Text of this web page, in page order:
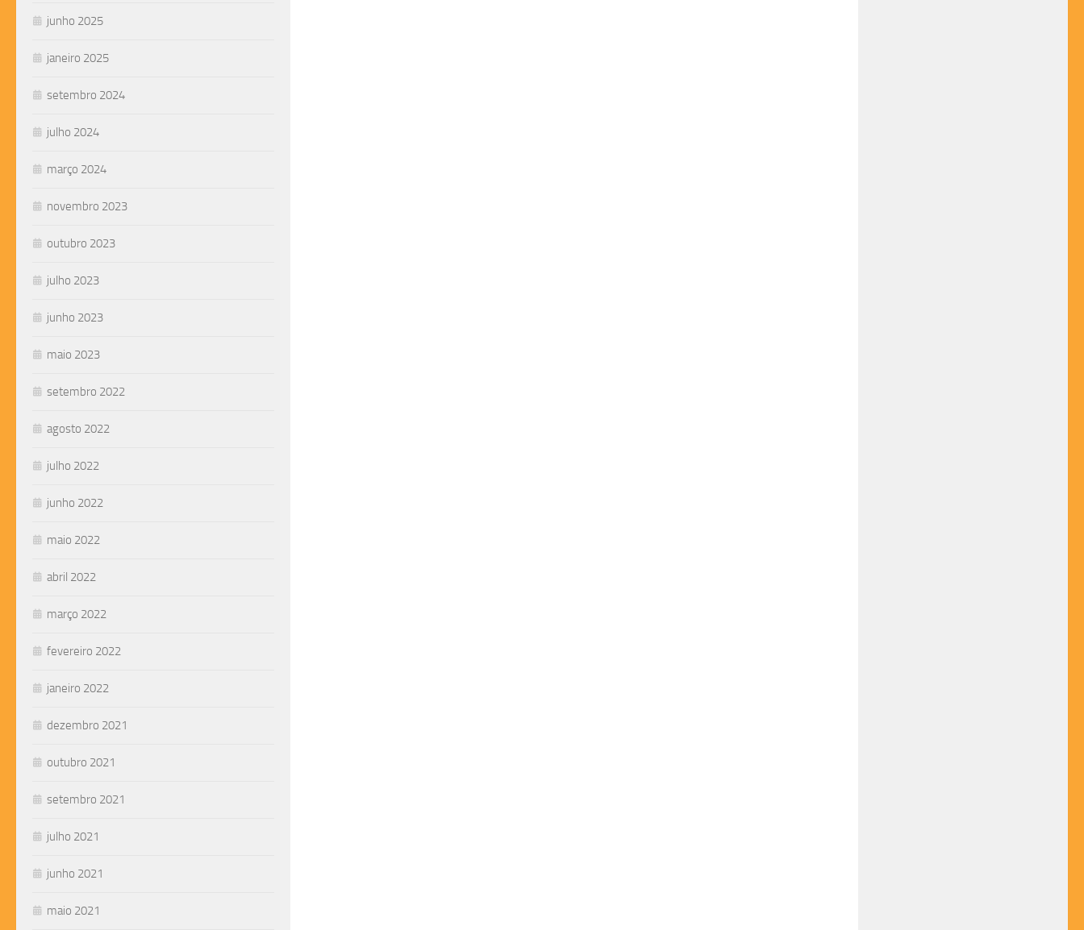
junho 2025
janeiro 2025
setembro 2024
julho 2024
março 2024
novembro 2023
outubro 2023
julho 2023
junho 2023
maio 2023
setembro 2022
agosto 2022
julho 2022
junho 2022
maio 2022
abril 2022
março 2022
fevereiro 2022
janeiro 2022
dezembro 2021
outubro 2021
setembro 2021
julho 2021
junho 2021
maio 2021